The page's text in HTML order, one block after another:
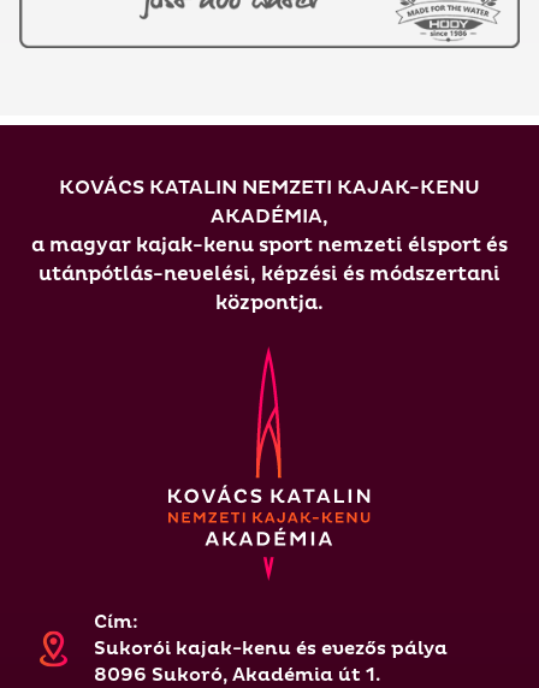
KOVÁCS KATALIN NEMZETI KAJAK-KENU
AKADÉMIA,
a magyar kajak-kenu sport nemzeti élsport és
utánpótlás-nevelési, képzési és módszertani
központja.
Cím:
Sukorói kajak-kenu és evezős pálya
8096 Sukoró, Akadémia út 1.